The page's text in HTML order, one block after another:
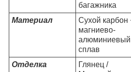
багажника
Материал
Сухой карбон
магниево-
алюминиевый
сплав
Отделка
Глянец /